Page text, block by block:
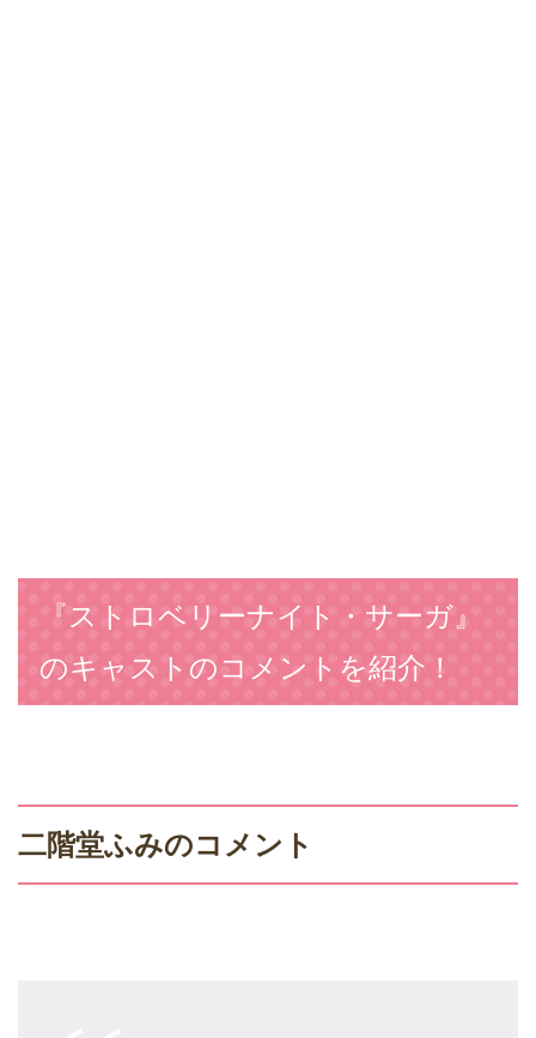
『ストロベリーナイト・サーガ』
のキャストのコメントを紹介！
二階堂ふみのコメント